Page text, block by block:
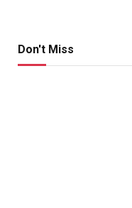
Don't Miss